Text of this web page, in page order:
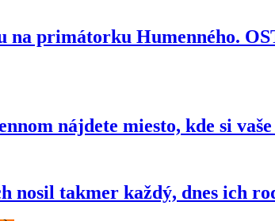
primátorku Humenného.
nájdete miesto, kde si
nosil takmer každý, dnes ich